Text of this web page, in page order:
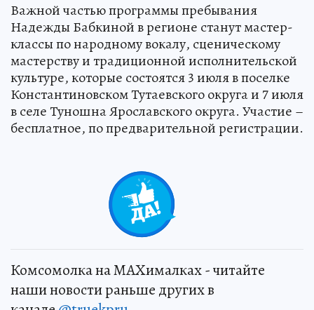
Важной частью программы пребывания
Надежды Бабкиной в регионе станут мастер-
классы по народному вокалу, сценическому
мастерству и традиционной исполнительской
культуре, которые состоятся 3 июля в поселке
Константиновском Тутаевского округа и 7 июля
в селе Туношна Ярославского округа. Участие –
бесплатное, по предварительной регистрации.
Комсомолка на MAXималках - читайте
наши новости раньше других в